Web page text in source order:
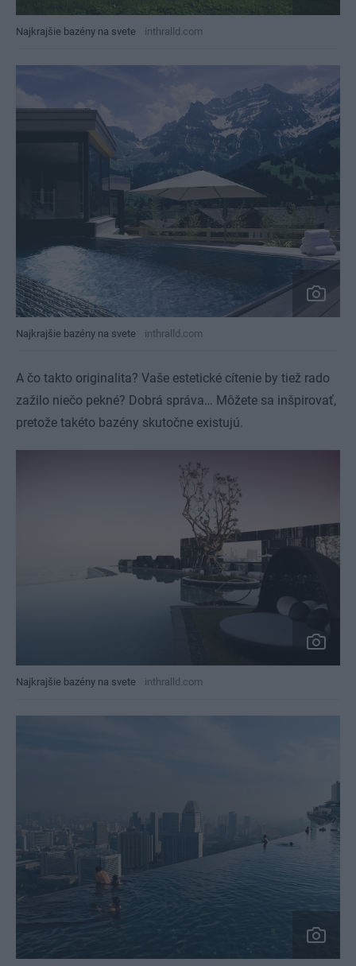
Najkrajšie bazény na svete inthralld.com
Najkrajšie bazény na svete inthralld.com
A čo takto originalita? Vaše estetické cítenie by tiež rado
zažilo niečo pekné? Dobrá správa… Môžete sa inšpirovať,
pretože takéto bazény skutočne existujú.
Najkrajšie bazény na svete inthralld.com